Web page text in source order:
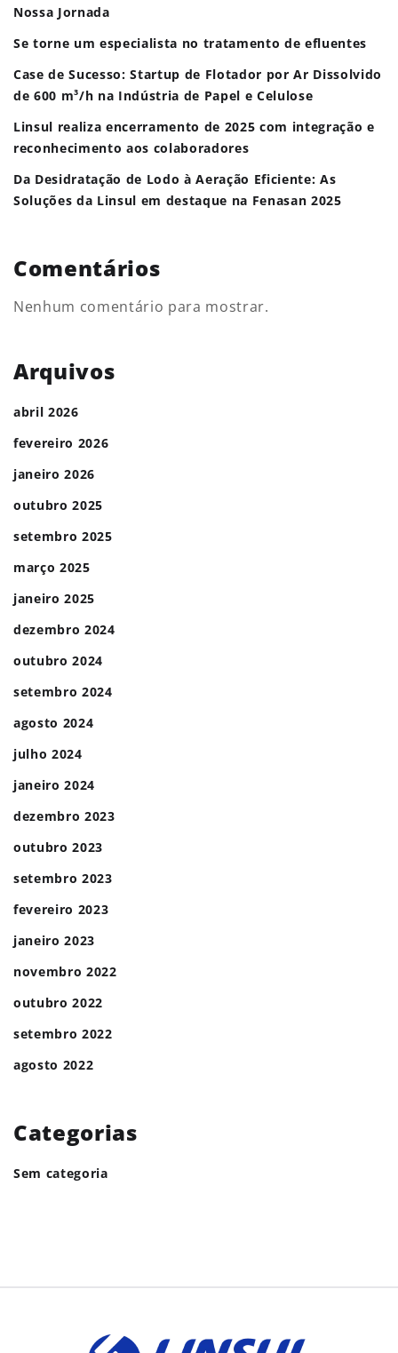
Nossa Jornada
Se torne um especialista no tratamento de efluentes
Case de Sucesso: Startup de Flotador por Ar Dissolvido
de 600 m³/h na Indústria de Papel e Celulose
Linsul realiza encerramento de 2025 com integração e
reconhecimento aos colaboradores
Da Desidratação de Lodo à Aeração Eficiente: As
Soluções da Linsul em destaque na Fenasan 2025
Comentários
Nenhum comentário para mostrar.
Arquivos
abril 2026
fevereiro 2026
janeiro 2026
outubro 2025
setembro 2025
março 2025
janeiro 2025
dezembro 2024
outubro 2024
setembro 2024
agosto 2024
julho 2024
janeiro 2024
dezembro 2023
outubro 2023
setembro 2023
fevereiro 2023
janeiro 2023
novembro 2022
outubro 2022
setembro 2022
agosto 2022
Categorias
Sem categoria